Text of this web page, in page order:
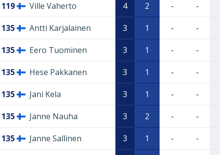
119 Ville Vaherto 4 2 - -
135 Antti Karjalainen 3 1 - -
135 Eero Tuominen 3 1 - -
135 Hese Pakkanen 3 1 - -
135 Jani Kela 3 1 - -
135 Janne Nauha 3 2 - -
135 Janne Sallinen 3 1 - -